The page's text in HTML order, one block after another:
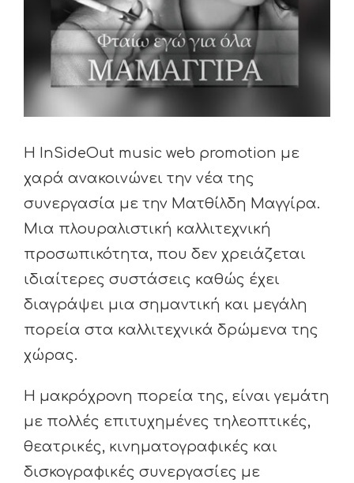
Η InSideOut music web promotion με
χαρά ανακοινώνει την νέα της
συνεργασία με την Ματθίλδη Μαγγίρα.
Μια πλουραλιστική καλλιτεχνική
προσωπικότητα, που δεν χρειάζεται
ιδιαίτερες συστάσεις καθώς έχει
διαγράψει μια σημαντική και μεγάλη
πορεία στα καλλιτεχνικά δρώμενα της
χώρας.
Η μακρόχρονη πορεία της, είναι γεμάτη
με πολλές επιτυχημένες τηλεοπτικές,
θεατρικές, κινηματογραφικές και
δισκογραφικές συνεργασίες με